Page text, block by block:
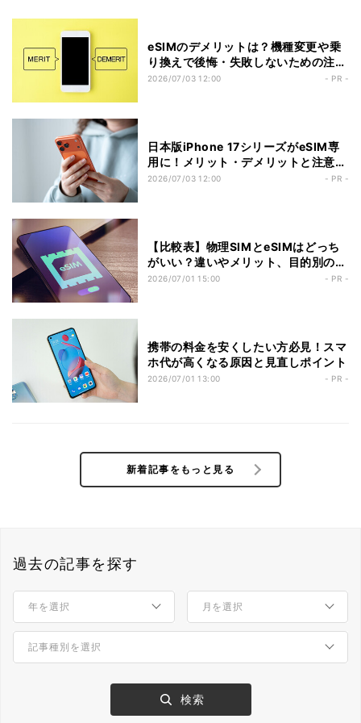
eSIMのデメリットは？機種変更や乗
り換えで後悔・失敗しないための注意
点と対策
2026/07/03 12:00 - PR -
日本版iPhone 17シリーズがeSIM専
用に！メリット・デメリットと注意点
を解説
2026/07/03 12:00 - PR -
【比較表】物理SIMとeSIMはどっち
がいい？違いやメリット、目的別の選
び方を解説
2026/07/01 15:00 - PR -
携帯の料金を安くしたい方必見！スマ
ホ代が高くなる原因と見直しポイント
2026/07/01 13:00 - PR -
新着記事をもっと見る
過去の記事を探す